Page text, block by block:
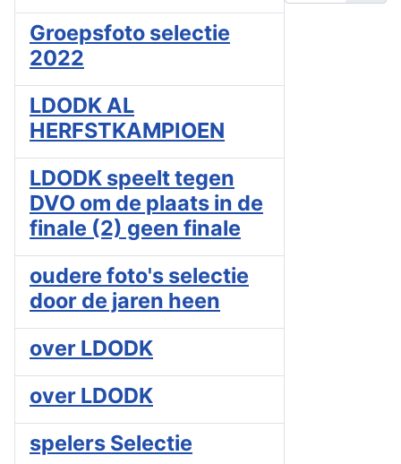
Groepsfoto selectie
2022
LDODK AL
HERFSTKAMPIOEN
LDODK speelt tegen
DVO om de plaats in de
finale (2) geen finale
oudere foto's selectie
door de jaren heen
over LDODK
over LDODK
spelers Selectie